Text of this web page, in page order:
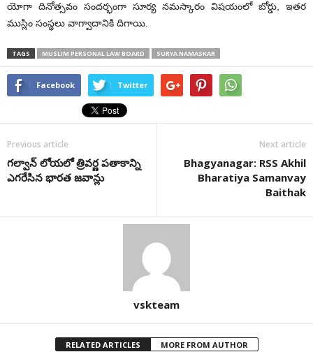
యోగా దినోత్సవం సందర్భంగా సూర్య నమస్కారం విషయంలో బోర్డు, ఇతర
ముస్లిం సంస్థలు వాగ్వాదానికి దిగాయి.
TAGS MUSLIM PERSONAL LAW BOARD SURYA NAMASKAR
Facebook Twitter
Previous article
గల్వాన్​ లోయలో త్రివర్ణ పతాకాన్ని
ఎగరేసిన భారత జవాన్లు
Next article
Bhagyanagar: RSS Akhil
Bharatiya Samanvay
Baithak
vskteam
RELATED ARTICLES MORE FROM AUTHOR